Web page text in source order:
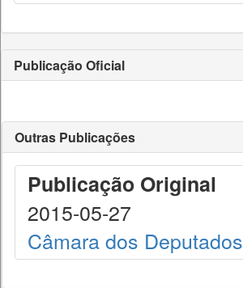
Publicação Oficial
Outras Publicações
Publicação Original
2015-05-27
Câmara dos Deputados